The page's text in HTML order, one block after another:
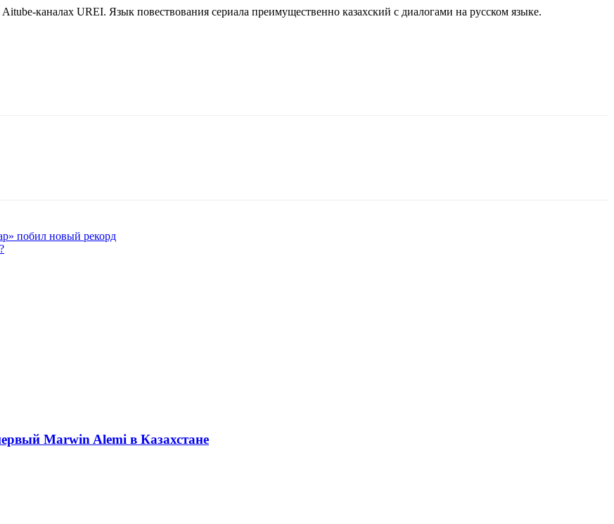
каналах UREI. Язык повествования сериала преимущественно казахский с диалогами на русском языке.
побил новый рекорд
Marwin Alemi в Казахстане